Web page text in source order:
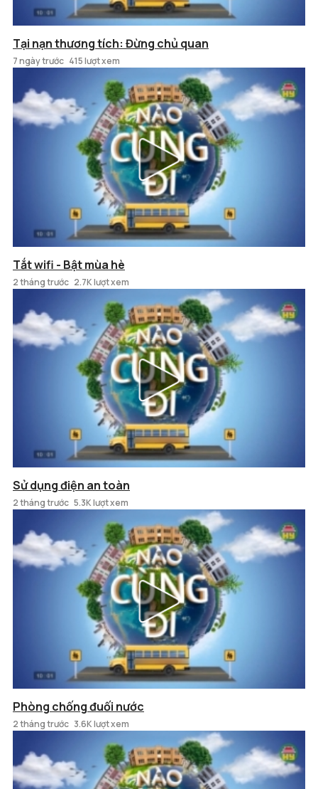
Tại nạn thương tích: Đừng chủ quan
7 ngày trước 415 lượt xem
Tắt wifi - Bật mùa hè
2 tháng trước 2.7K lượt xem
Sử dụng điện an toàn
2 tháng trước 5.3K lượt xem
Phòng chống đuối nước
2 tháng trước 3.6K lượt xem